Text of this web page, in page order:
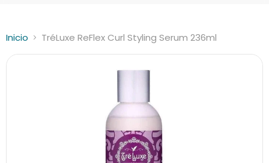
Inicio TréLuxe ReFlex Curl Styling Serum 236ml